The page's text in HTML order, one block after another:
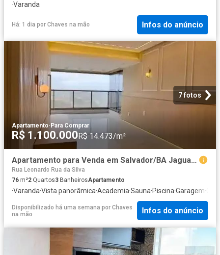
·Varanda
Há: 1 dia por Chaves na mão Infos do anúncio
7 fotos
Apartamento· Para Comprar
R$ 1.100.000R$ 14.473/m²
Apartamento para Venda em Salvador/BA Jaguaribe 2 Quartos
Rua Leonardo Rua da Silva
76 m²2 Quartos3 BanheirosApartamento
·Varanda·Vista panorâmica·Academia·Sauna·Piscina·Garagem·
Disponibilizado há uma semana por Chaves
na mão
Infos do anúncio